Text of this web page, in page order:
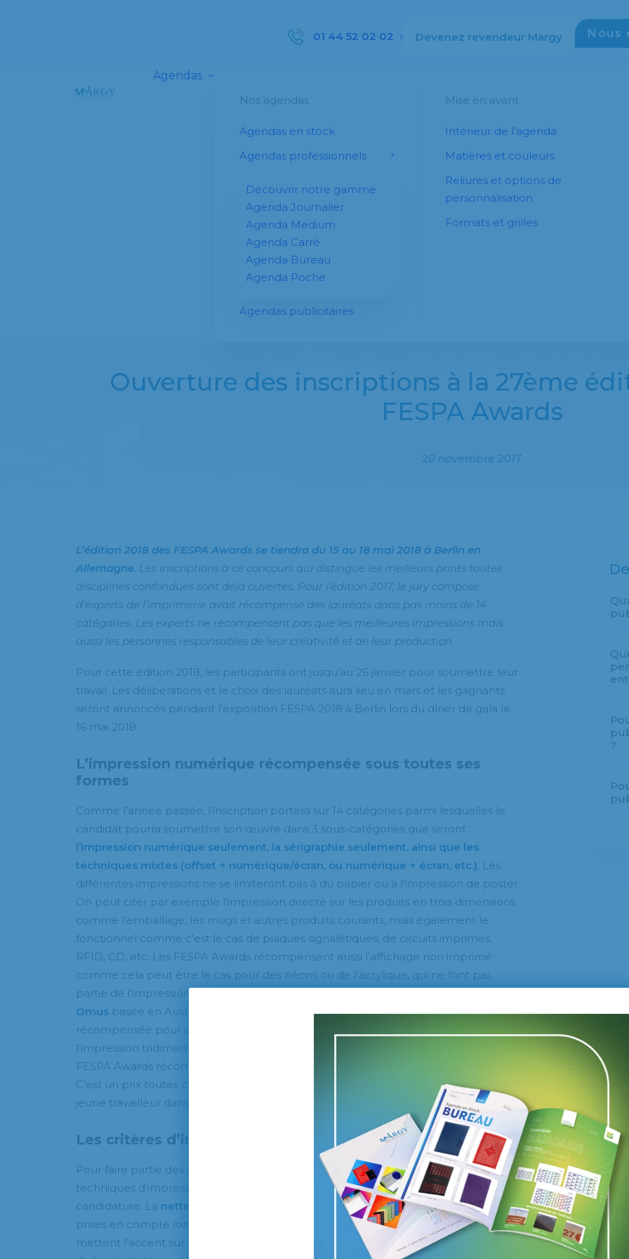
01 44 52 02 02 Devenez revendeur Margy Nous
Agendas
Nos agendas
Agendas en stock
Agendas professionnels
Découvrir notre gamme
Agenda Journalier
Agenda Medium
Agenda Carré
Agenda Bureau
Agenda Poche
Agendas publicitaires
Mise en avant
Intérieur de l’agenda
Matières et couleurs
Reliures et options de
personnalisation
Formats et grilles
Ouverture des inscriptions à la 27ème
FESPA Awards
20 novembre 2017
L’édition 2018 des FESPA Awards se tiendra du 15 au 18 mai 2018 à Berlin en
Allemagne . Les inscriptions à ce concours qui distingue les meilleurs prints toutes
disciplines confondues sont déjà ouvertes. Pour l’édition 2017, le jury composé
d’experts de l’imprimerie avait récompensé des lauréats dans pas moins de 14
catégories. Les experts ne récompensent pas que les meilleures impressions mais
aussi les personnes responsables de leur créativité et de leur production.
Pour cette édition 2018, les participants ont jusqu’au 26 janvier pour soumettre leur
travail. Les délibérations et le choix des lauréats aura lieu en mars et les gagnants
seront annoncés pendant l’exposition FESPA 2018 à Berlin lors du dîner de gala le
16 mai 2018.
L’impression numérique récompensée sous toutes ses
formes
Comme l’année passée, l’inscription portera sur 14 catégories parmi lesquelles le
candidat pourra soumettre son œuvre dans 3 sous-catégories que seront :
l’impression numérique seulement, la sérigraphie seulement, ainsi que les
techniques mixtes (offset + numérique/écran, ou numérique + écran, etc.). Les
différentes impressions ne se limiteront pas à du papier ou à l’impression de poster.
On peut citer par exemple l’impression directe sur les produits en trois dimensions
comme l’emballage, les mugs et autres produits courants, mais également le
fonctionnel comme c’est le cas de plaques signalétiques, de circuits imprimés,
RFID, CD, etc. Les FESPA Awards récompensent aussi l’affichage non imprimé
comme cela peut être le cas pour des néons ou de l’acrylique, qui ne font pas
partie de l’impression traditionnelle. L’année passée par exemple, l’entreprise
Omus basée en Australie et spécialisée dansl’impression 3Davait été
récompensée pour son magasin éphémère Louis Vuitton réalisé en utilisant
l’impression tridimensionnelle. À côté des acteurs expérimentés de l’impression, les
FESPA Awards récompenseront aussi un jeune talent sous la catégorie Young Star.
C’est un prix toutes catégories qui récompense un jeune de 15 à 25 ans, étudiant ou
jeune travailleur dans n’importe quelle discipline liée à l’imprimerie.
Les critères d’inscription au concours
Pour faire partie des candidats, il faudra être excellent dans la qualité et les
techniques d’impression, faire preuve d’une expertise dans le domaine de
candidature. La netteté, la précision, la colorimétrie , sont des notions qui seront
prises en compte lors de l’étude des différentes candidatures. Les experts du jury
mettent l’accent sur l’utilisation appropriée de techniques, du design, des médias,
?